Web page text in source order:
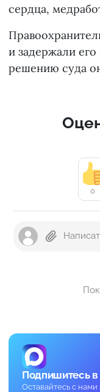
сердца,
и задержали
решению суда
0
Подпишитесь в
Оставайтесь с